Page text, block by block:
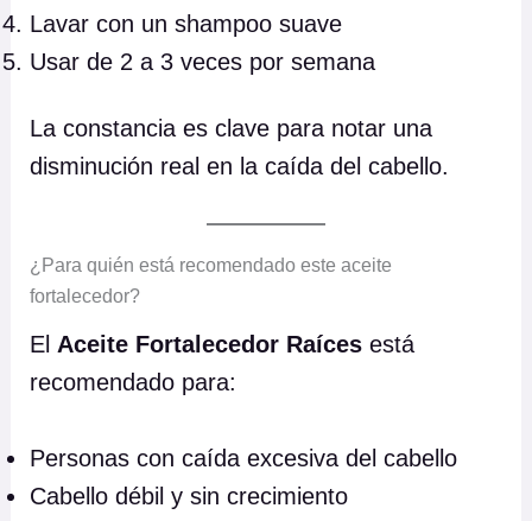
Lavar con un shampoo suave
Usar de 2 a 3 veces por semana
La constancia es clave para notar una
disminución real en la caída del cabello.
¿Para quién está recomendado este aceite
fortalecedor?
El Aceite Fortalecedor Raíces está
recomendado para:
Personas con caída excesiva del cabello
Cabello débil y sin crecimiento